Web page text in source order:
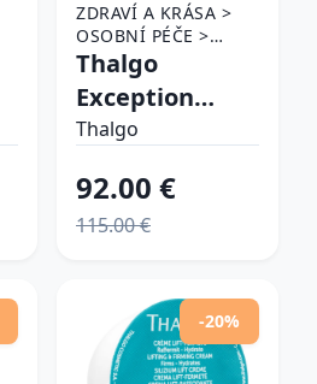
ZDRAVÍ A KRÁSA >
OSOBNÍ PÉČE >
KOSMETIKA > PÉČE
O PLEŤ
Thalgo
Exception
Marine
Cream výživný
krém pro
hunosti pleti
50 ml
Thalgo
92.00 €
115.00 €
-20%